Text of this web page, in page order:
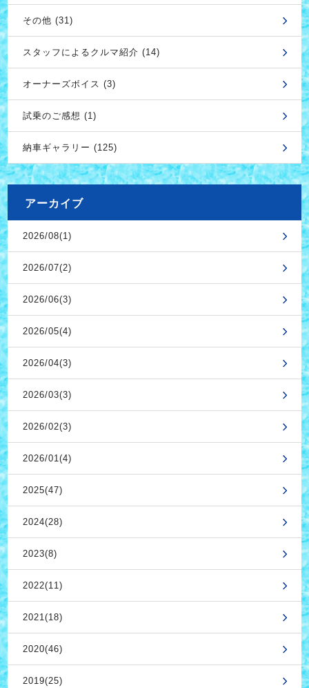
その他 (31)
スタッフによるクルマ紹介 (14)
オーナーズボイス (3)
試乗のご感想 (1)
納車ギャラリー (125)
アーカイブ
2026/08(1)
2026/07(2)
2026/06(3)
2026/05(4)
2026/04(3)
2026/03(3)
2026/02(3)
2026/01(4)
2025(47)
2024(28)
2023(8)
2022(11)
2021(18)
2020(46)
2019(25)